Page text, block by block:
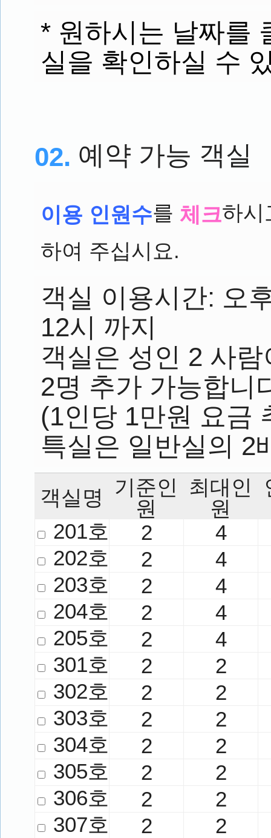
* 원하시는 날짜를
실을 확인하실 수
02. 예약 가능 객실
이용 인원수를 체크하
하여 주십시요.
객실 이용시간: 오
12시 까지
객실은 성인 2 사
2명 추가 가능합니
(1인당 1만원 요금
특실은 일반실의 2
객실명
기준인
원
최대인
원
201호
2
4
202호
2
4
203호
2
4
204호
2
4
205호
2
4
301호
2
2
302호
2
2
303호
2
2
304호
2
2
305호
2
2
306호
2
2
307호
2
2